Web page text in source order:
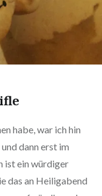
habe, war ich hin
dann erst im
ist ein würdiger
das an Heiligabend